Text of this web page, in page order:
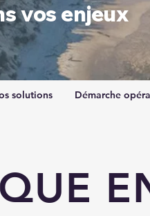
vos enjeux​
solutions Démarche